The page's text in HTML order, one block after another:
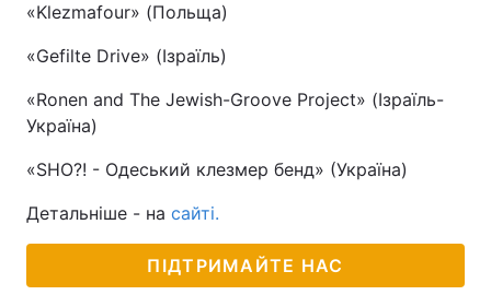
«Klezmafour» (Польща)
«Gefilte Drive» (Ізраїль)
«Ronen and The Jewish-Groove Project» (Ізраїль-
Україна)
«SHO?! - Одеський клезмер бенд» (Україна)
Детальніше - на сайті.
ПІДТРИМАЙТЕ НАС